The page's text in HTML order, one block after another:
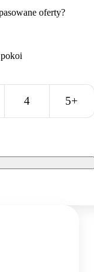
oferty?
4 5+